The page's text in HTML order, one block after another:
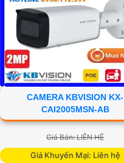
CAMERA KBVISION KX-
CAI2005MSN-AB
Giá Bán: LIÊN HỆ
Giá Khuyến Mại: Liên hệ